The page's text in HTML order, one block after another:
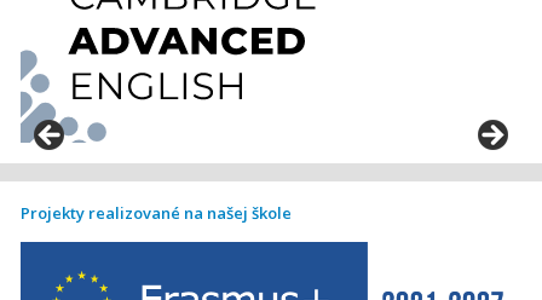
Projekty realizované na našej škole